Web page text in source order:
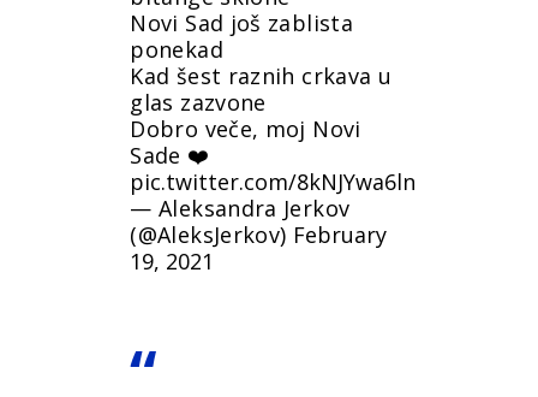
Novi Sad još zablista
ponekad
Kad šest raznih crkava u
glas zazvone
Dobro veče, moj Novi
Sade ❤️
pic.twitter.com/8kNJYwa6ln
— Aleksandra Jerkov
(@AleksJerkov) February
19, 2021